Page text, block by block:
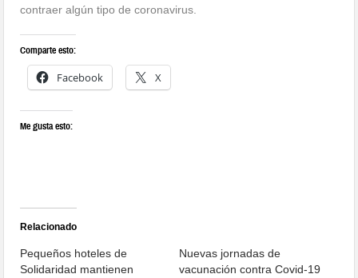
contraer algún tipo de coronavirus.
Comparte esto:
Facebook X
Me gusta esto:
Relacionado
Pequeños hoteles de
Solidaridad mantienen
Nuevas jornadas de
vacunación contra Covid-19